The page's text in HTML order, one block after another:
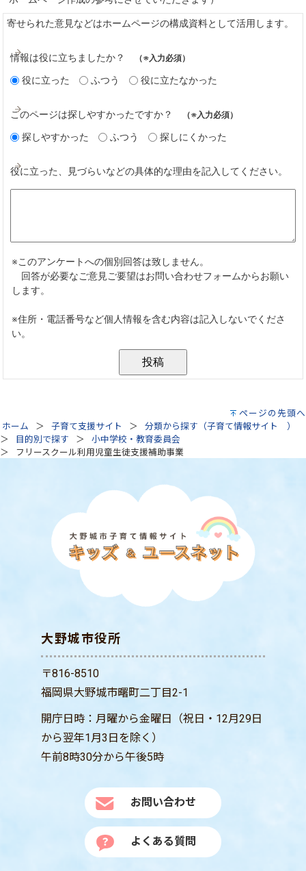
ページの先頭へ
ホーム
子育て支援サイト
分類から探す（子育て情報サイト ）
目的別で探す
小中学校・教育委員会
フリースクール利用児童生徒支援補助事業
大野城市役所
〒816-8510
福岡県大野城市曙町二丁目2-1
開庁日時：月曜から金曜日（祝日・12月29日
から翌年1月3日を除く）
午前8時30分から午後5時
お問い合わせ
よくある質問